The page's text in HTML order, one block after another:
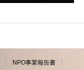
NPO事業報告書